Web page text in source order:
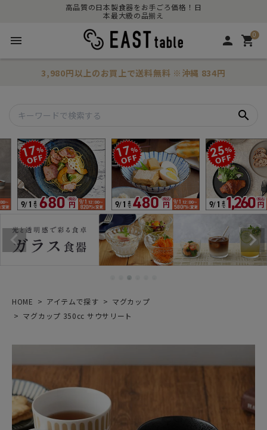
高品質の日本製食器をお手ごろ価格！日
本最大級の品揃え
menu person 0
shopping_cart
3,980円以上のお買上で送料無料 ※沖縄 834円
search
HOME アイテムで探す
マグカップ
マグカップ 350cc サウサリート